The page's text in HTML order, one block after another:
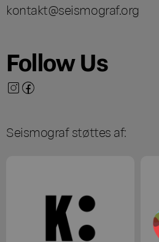
kontakt@seismograf.org
Follow Us
Seismograf støttes af: